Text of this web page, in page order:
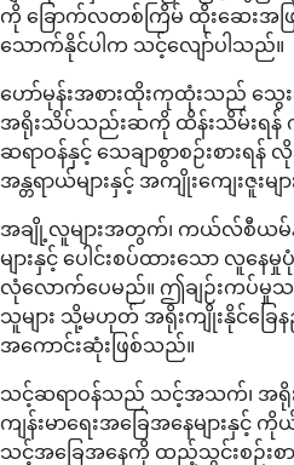
ကို ခြောက်လတစ်ကြိမ် ထိုးဆေးအဖြစ်
သောက်နိုင်ပါက သင့်လျော်ပါသည်။
ဟော်မုန်းအစားထိုးကုထုံးသည် သွေးဆုံ
အရိုးသိပ်သည်းဆကို ထိန်းသိမ်းရန်
ဆရာဝန်နှင့် သေချာစွာစဉ်းစား
အန္တရာယ်များနှင့် အကျိုးကျေးဇူးမျ
အချို့လူများအတွက်၊ ကယ်လ်စီယမ်နှ
များနှင့် ပေါင်းစပ်ထားသော လူနေ
လုံလောက်ပေမည်။ ဤချဉ်းကပ်မှု
သူများ သို့မဟုတ် အရိုးကျိုးနိုင်ခြေ
အကောင်းဆုံးဖြစ်သည်။
သင့်ဆရာဝန်သည် သင့်အသက်၊ အရိုးကျို
ကျန်းမာရေးအခြေအနေများနှင့်
သင့်အခြေအနေကို ထည့်သွင်းစဉ်းစာ